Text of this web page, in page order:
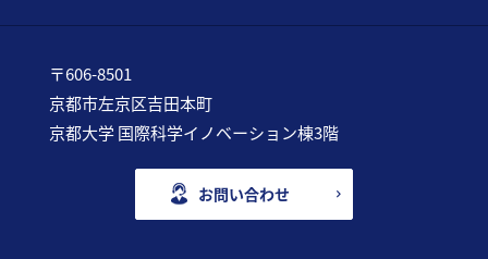
〒606-8501
京都市左京区吉田本町
京都大学 国際科学イノベーション棟3階
お問い合わせ